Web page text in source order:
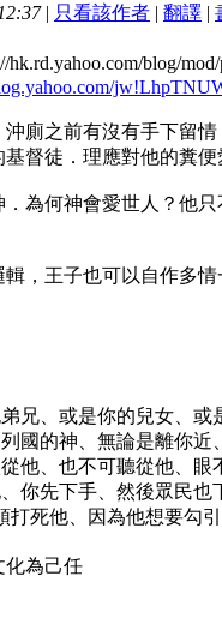
| 只看該作者 | 翻譯 |
hk.rd.yahoo.com/blog/
沖廁之前有沒有手下留
督徒．理應對他的糞
．為何神會愛世人？他
輯，王子也可以自作多
兄、或是你的兒女、
國的神、無論是離你近
他、也不可聽從他、眼
你先下手、然後眾民也
打死他、因為他想要勾
化為己任